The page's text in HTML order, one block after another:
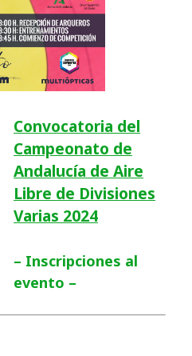
Convocatoria del
Campeonato de
Andalucía de Aire
Libre de Divisiones
Varias 2024
– Inscripciones al
evento –